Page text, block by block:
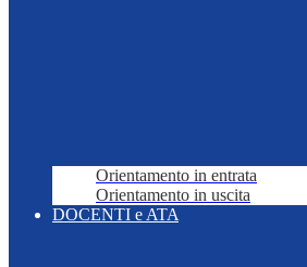
Orientamento in entrata
Orientamento in uscita
DOCENTI e ATA